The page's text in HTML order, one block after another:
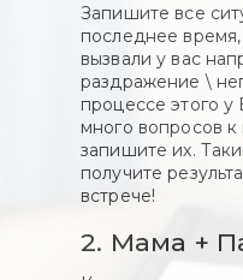
Запишите все
последнее
вызвали у вас
раздражение \
процессе этого у
много вопросов к
запишите их.
получите
встрече!
2. Мама +